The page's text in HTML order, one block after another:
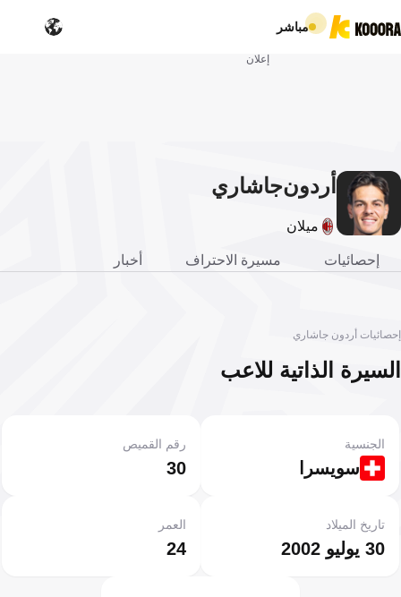
مباشر
إعلان
أردونجاشاري
ميلان
إحصائيات مسيرة الاحتراف أخبار
إحصائيات أردون جاشاري
السيرة الذاتية للاعب
سويسرا
الجنسية
30
رقم القميص
30 يوليو 2002
تاريخ الميلاد
24
العمر